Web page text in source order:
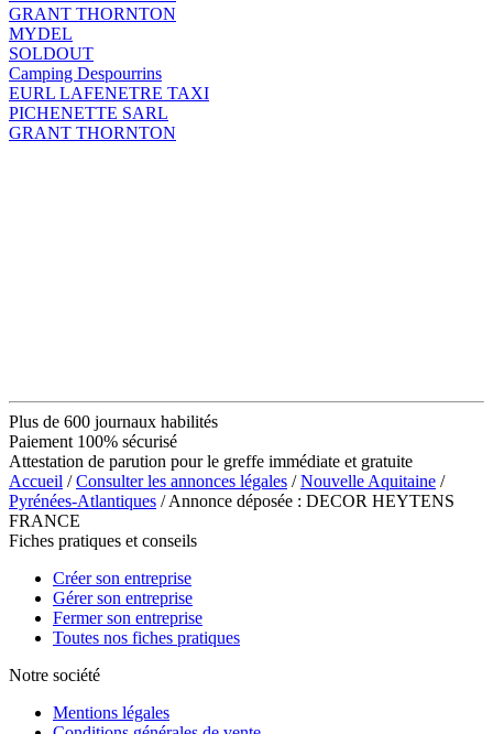
GRANT THORNTON
MYDEL
SOLDOUT
Camping Despourrins
EURL LAFENETRE TAXI
PICHENETTE SARL
GRANT THORNTON
Plus de 600 journaux habilités
Paiement 100% sécurisé
Attestation de parution pour le greffe immédiate et gratuite
Accueil /Consulter les annonces légales /Nouvelle Aquitaine /
Pyrénées-Atlantiques / Annonce déposée : DECOR HEYTENS
FRANCE
Fiches pratiques et conseils
Créer son entreprise
Gérer son entreprise
Fermer son entreprise
Toutes nos fiches pratiques
Notre société
Mentions légales